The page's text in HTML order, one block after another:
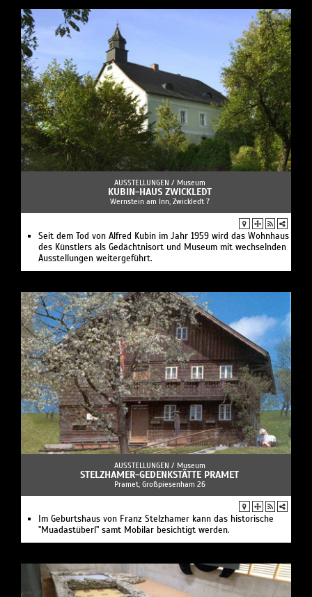
AUSSTELLUNGEN / Museum
KUBIN-HAUS ZWICKLEDT
Wernstein am Inn, Zwickledt 7
Seit dem Tod von Alfred Kubin im Jahr 1959 wird das Wohnhaus
des Künstlers als Gedächtnisort und Museum mit wechselnden
Ausstellungen weitergeführt.
AUSSTELLUNGEN / Museum
STELZHAMER-GEDENKSTÄTTE PRAMET
Pramet, Großpiesenham 26
Im Geburtshaus von Franz Stelzhamer kann das historische
"Muadastüberl" samt Mobilar besichtigt werden.